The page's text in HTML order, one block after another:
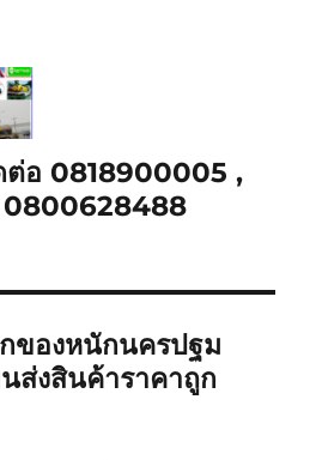
ต่อ 0818900005 ,
0800628488
ของหนักนครปฐม
ส่งสินค้าราคาถูก